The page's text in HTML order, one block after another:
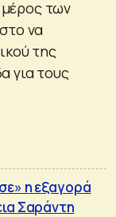
των
να
της
για τους
η εξαγορά
Σαράντη